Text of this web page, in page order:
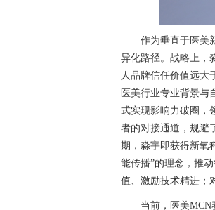
作为垂直于医美
异化路径。战略上，
人品牌信任价值远大
医美行业专业背景与
式实现影响力破圈，
者的对接通道，规避
期，淼宇即获得新氧
能传播”的理念，推
值、激励技术精进；
当前，医美